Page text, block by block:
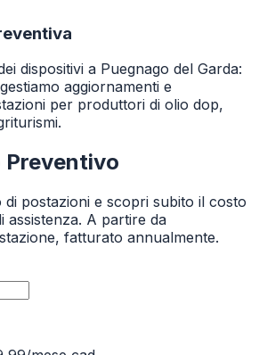
dispositivi a Puegnago del Garda:
aggiornamenti e
per produttori di olio dop,
Preventivo
di postazioni e scopri subito il costo
assistenza. A partire da
fatturato annualmente.